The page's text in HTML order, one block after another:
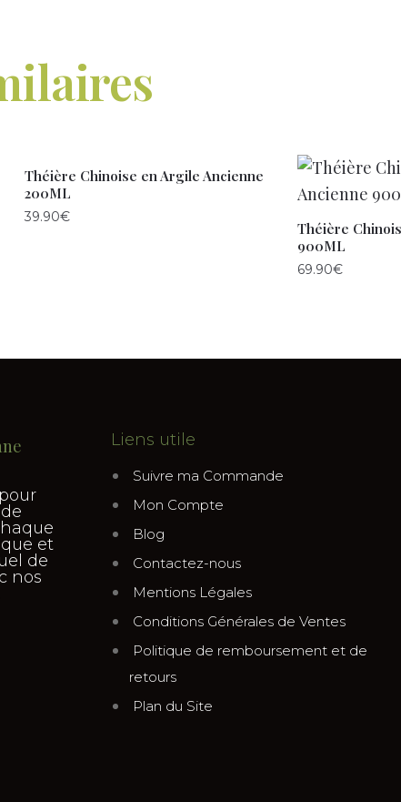
Théière Chinoise en Argile Ancienne
200ML
39.90€
Théière
900ML
69.90€
et
de
nos
Liens utile
Suivre ma Commande
Mon Compte
Blog
Contactez-nous
Mentions Légales
Conditions Générales de Ventes
Politique de remboursement et de
retours
Plan du Site